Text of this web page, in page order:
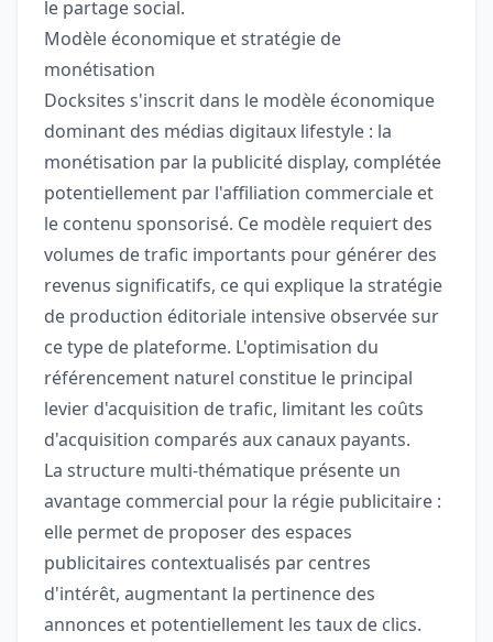
le partage social.
Modèle économique et stratégie de
monétisation
Docksites s'inscrit dans le modèle économique
dominant des médias digitaux lifestyle : la
monétisation par la publicité display, complétée
potentiellement par l'affiliation commerciale et
le contenu sponsorisé. Ce modèle requiert des
volumes de trafic importants pour générer des
revenus significatifs, ce qui explique la stratégie
de production éditoriale intensive observée sur
ce type de plateforme. L'optimisation du
référencement naturel constitue le principal
levier d'acquisition de trafic, limitant les coûts
d'acquisition comparés aux canaux payants.
La structure multi-thématique présente un
avantage commercial pour la régie publicitaire :
elle permet de proposer des espaces
publicitaires contextualisés par centres
d'intérêt, augmentant la pertinence des
annonces et potentiellement les taux de clics.